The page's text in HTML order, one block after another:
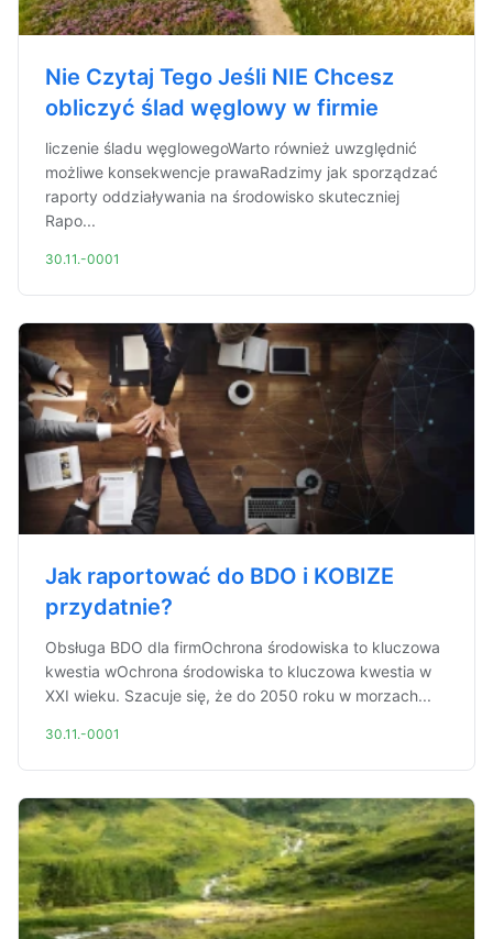
Nie Czytaj Tego Jeśli NIE Chcesz
obliczyć ślad węglowy w firmie
liczenie śladu węglowegoWarto również uwzględnić
możliwe konsekwencje prawaRadzimy jak sporządzać
raporty oddziaływania na środowisko skuteczniej
Rapo...
30.11.-0001
Jak raportować do BDO i KOBIZE
przydatnie?
Obsługa BDO dla firmOchrona środowiska to kluczowa
kwestia wOchrona środowiska to kluczowa kwestia w
XXI wieku. Szacuje się, że do 2050 roku w morzach...
30.11.-0001